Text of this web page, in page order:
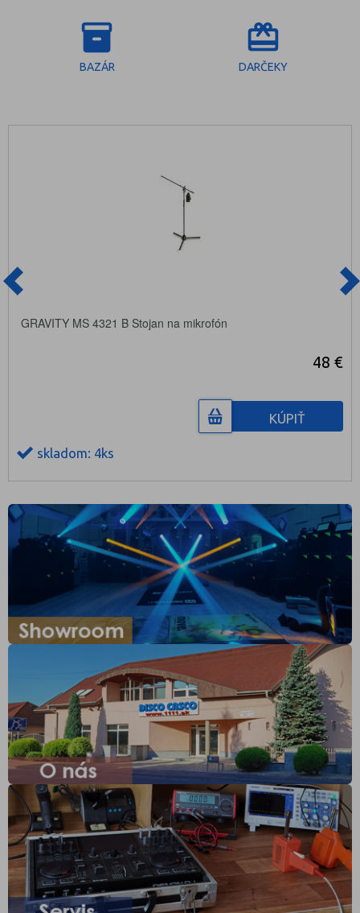
inventory_2
BAZÁR
redeem
DARČEKY
GRAVITY MS 4321 B Stojan na mikrofón
48 €
KÚPIŤ
skladom: 4ks